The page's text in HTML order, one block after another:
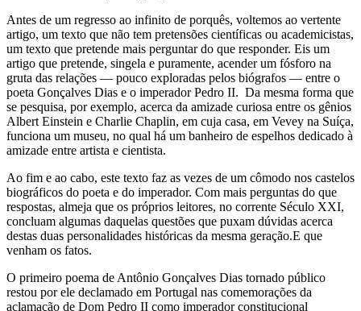
Antes de um regresso ao infinito de porquês, voltemos ao vertente
artigo, um texto que não tem pretensões científicas ou academicistas,
um texto que pretende mais perguntar do que responder. Eis um
artigo que pretende, singela e puramente, acender um fósforo na
gruta das relações — pouco exploradas pelos biógrafos — entre o
poeta Gonçalves Dias e o imperador Pedro II. Da mesma forma que
se pesquisa, por exemplo, acerca da amizade curiosa entre os gênios
Albert Einstein e Charlie Chaplin, em cuja casa, em Vevey na Suíça,
funciona um museu, no qual há um banheiro de espelhos dedicado à
amizade entre artista e cientista.
Ao fim e ao cabo, este texto faz as vezes de um cômodo nos castelos
biográficos do poeta e do imperador. Com mais perguntas do que
respostas, almeja que os próprios leitores, no corrente Século XXI,
concluam algumas daquelas questões que puxam dúvidas acerca
destas duas personalidades históricas da mesma geração.E que
venham os fatos.
O primeiro poema de Antônio Gonçalves Dias tornado público
restou por ele declamado em Portugal nas comemorações da
aclamação de Dom Pedro II como imperador constitucional